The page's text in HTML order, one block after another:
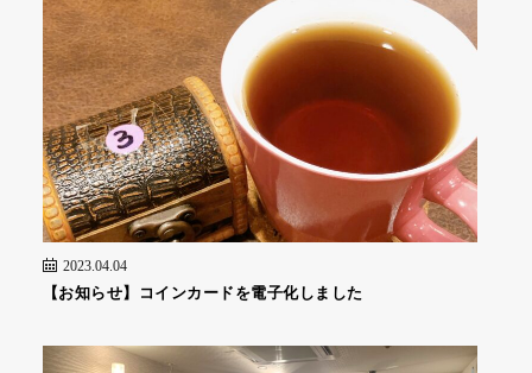
2023.04.04
【お知らせ】コインカードを電子化しました